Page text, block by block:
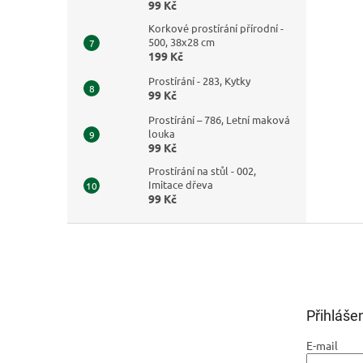
99 Kč
Korkové prostírání přírodní -
500, 38x28 cm
199 Kč
Prostírání - 283, Kytky
99 Kč
Prostírání – 786, Letní maková
louka
99 Kč
Prostírání na stůl - 002,
Imitace dřeva
99 Kč
E-mail